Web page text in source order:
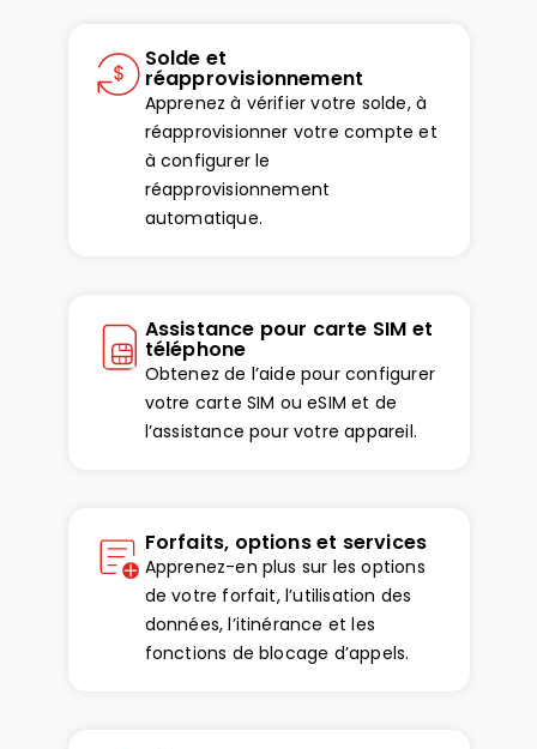
Solde et
réapprovisionnement
Apprenez à vérifier votre solde, à
réapprovisionner votre compte et
à configurer le
réapprovisionnement
automatique.
Assistance pour carte SIM et
téléphone
Obtenez de l’aide pour configurer
votre carte SIM ou eSIM et de
l’assistance pour votre appareil.
Forfaits, options et services
Apprenez-en plus sur les options
de votre forfait, l’utilisation des
données, l’itinérance et les
fonctions de blocage d’appels.